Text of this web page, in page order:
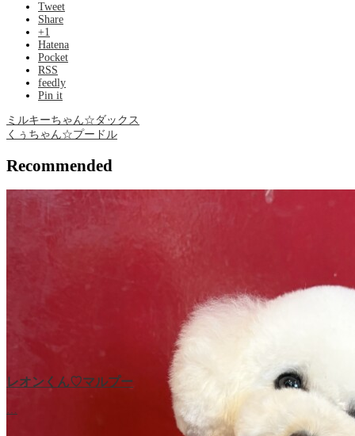
Tweet
Share
+1
Hatena
Pocket
RSS
feedly
Pin it
ミルキーちゃん☆ダックス
くぅちゃん☆プードル
Recommended
レオンくん♡マルプー